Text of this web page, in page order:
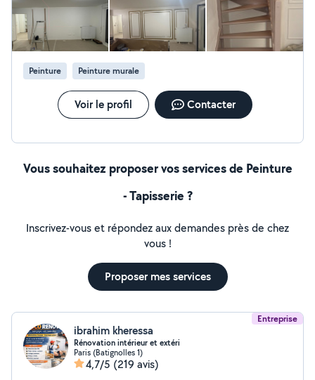
Peinture Peinture murale
Voir le profil Contacter
Vous souhaitez proposer vos services de Peinture
- Tapisserie ?
Inscrivez-vous et répondez aux demandes près de chez
vous !
Proposer mes services
Entreprise
ibrahim kheressa
Rénovation intérieur et extéri
Paris (Batignolles 1)
4,7/5 (219 avis)